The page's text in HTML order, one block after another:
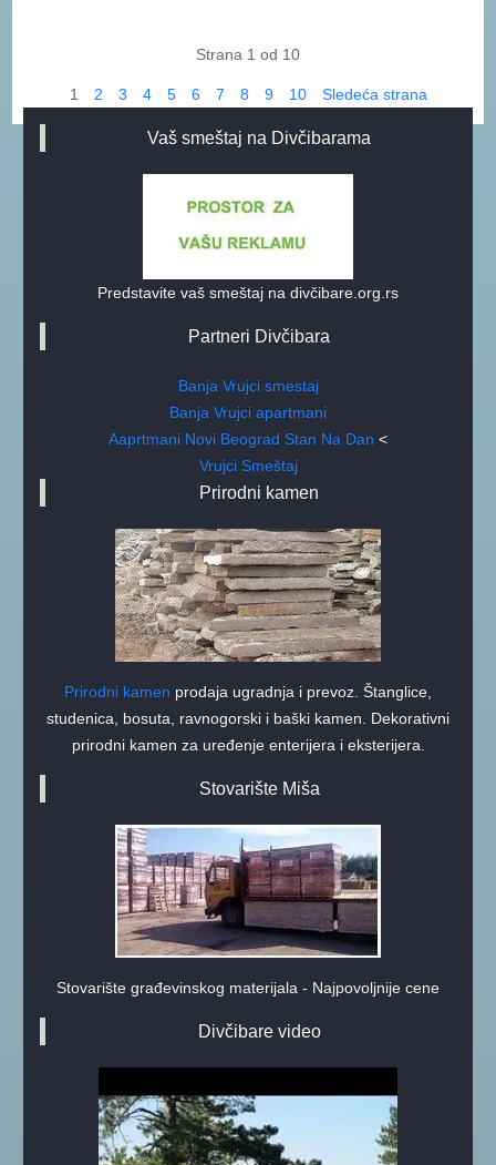
Strana 1 od 10
1 2 3 4 5 6 7 8 9 10 Sledeća strana
Vaš smeštaj na Divčibarama
Predstavite vaš smeštaj na divčibare.org.rs
Partneri Divčibara
Banja Vrujci smestaj
Banja Vrujci apartmani
Aaprtmani Novi Beograd Stan Na Dan <
Vrujci Smeštaj
Prirodni kamen
Prirodni kamen prodaja ugradnja i prevoz. Štanglice,
studenica, bosuta, ravnogorski i baški kamen. Dekorativni
prirodni kamen za uređenje enterijera i eksterijera.
Stovarište Miša
Stovarište građevinskog materijala - Najpovoljnije cene
Divčibare video